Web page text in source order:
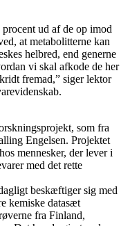
ud af de op imod
at metabolitterne kan
helbred, end generne
vi skal afkode de her
fremad,” siger lektor
som fra
Engelsen. Projektet
mennesker, der lever i
med det rette
beskæftiger sig med
kemiske datasæt
fra Finland,